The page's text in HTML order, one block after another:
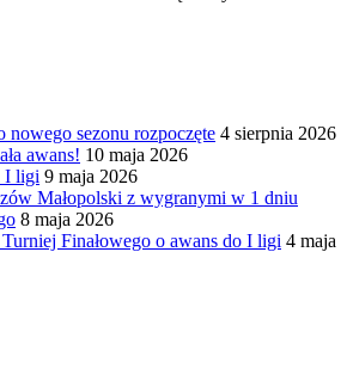
nowego sezonu rozpoczęte 4 sierpnia 2026
awans! 10 maja 2026
I ligi 9 maja 2026
Małopolski z wygranymi w 1 dniu
8 maja 2026
Finałowego o awans do I ligi 4 maja